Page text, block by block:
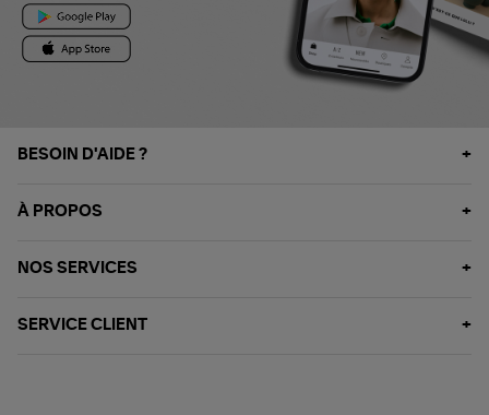
BESOIN D'AIDE ?
À PROPOS
NOS SERVICES
SERVICE CLIENT